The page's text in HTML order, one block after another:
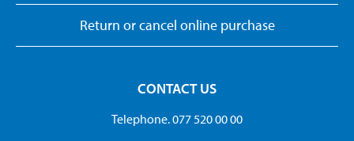
Return or cancel online purchase
CONTACT US
Telephone. 077 520 00 00